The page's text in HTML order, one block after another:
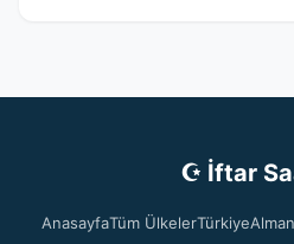
☪ İftar
AnasayfaTüm ÜlkelerTürkiye